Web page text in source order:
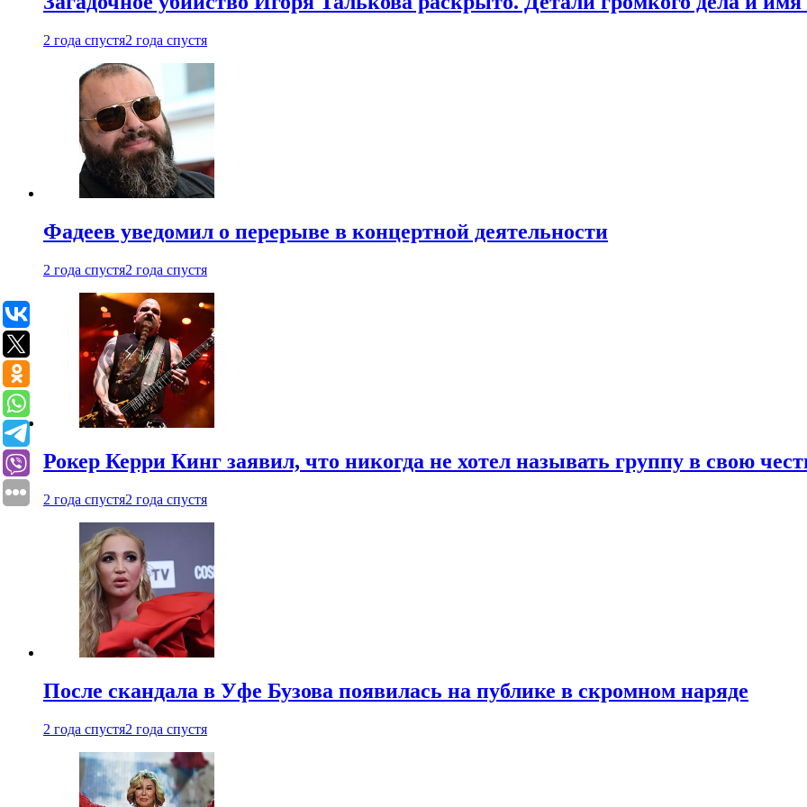
2 года спустя2 года спустя
Фадеев уведомил о перерыве в концертной деятельности
2 года спустя2 года спустя
Рокер Керри Кинг заявил, что никогда не хотел называть группу в свою
2 года спустя2 года спустя
После скандала в Уфе Бузова появилась на публике в скромном наряде
2 года спустя2 года спустя